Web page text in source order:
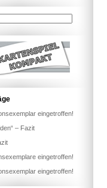
eingetroffen!
– Fazit
eingetroffen!
eingetroffen!